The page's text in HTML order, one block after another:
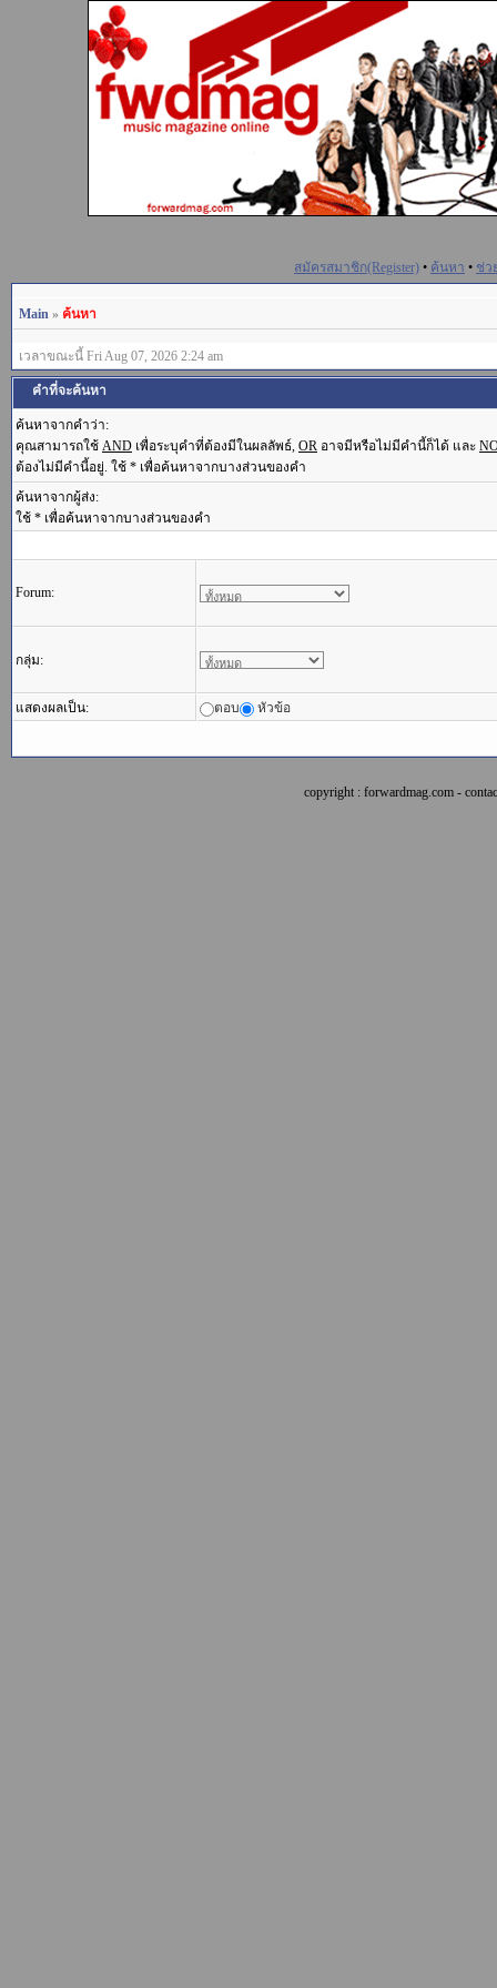
สมัครสมาชิก(Register) • ค้นหา • ช่ว
Main » ค้นหา
เวลาขณะนี้ Fri Aug 07, 2026 2:24 am
คำที่จะค้นหา
ค้นหาจากคำว่า:
คุณสามารถใช้ AND เพื่อระบุคำที่ต้องมีในผลลัพธ์, OR อาจมีหรือไม่มีคำนี้ก็ได้ และ
ต้องไม่มีคำนี้อยู่. ใช้ * เพื่อค้นหาจากบางส่วนของคำ
ค้นหาจากผู้ส่ง:
ใช้ * เพื่อค้นหาจากบางส่วนของคำ
Forum:
กลุ่ม:
แสดงผลเป็น: ตอบ หัวข้อ
copyright : forwardmag.com -